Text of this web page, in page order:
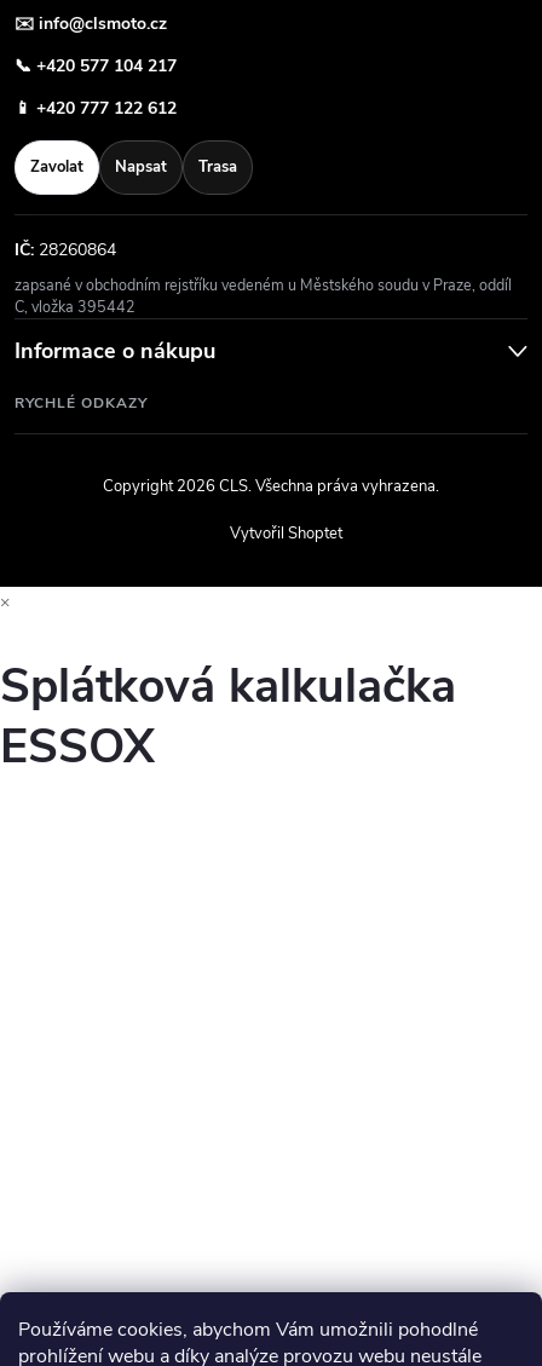
Používáme cookies, abychom Vám umožnili pohodlné
prohlížení webu a díky analýze provozu webu neustále
✉️ info@clsmoto.cz
📞 +420 577 104 217
📱 +420 777 122 612
Zavolat Napsat Trasa
IČ: 28260864
zapsané v obchodním rejstříku vedeném u Městského soudu v Praze, oddíl
C, vložka 395442
Informace o nákupu
RYCHLÉ ODKAZY
Vytvořil Shoptet
Copyright 2026CLS. Všechna práva vyhrazena.
×
Splátková kalkulačka
ESSOX